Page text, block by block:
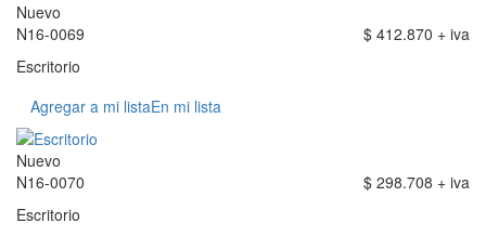
Nuevo
N16-0069
$ 412.870 + iva
Escritorio
Agregar a mi listaEn mi lista
Nuevo
N16-0070
$ 298.708 + iva
Escritorio